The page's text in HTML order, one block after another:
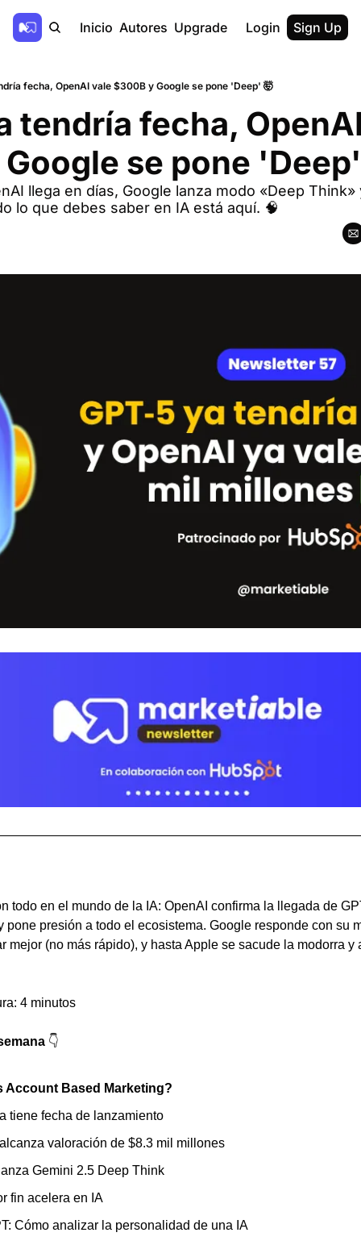
Inicio Autores Upgrade Login Sign Up
fecha, OpenAI vale $300B y Google se pone 'Deep' 🤯
tendría fecha,
se pone
llega en días, Google lanza modo «Deep
lo que debes saber en IA está aquí. 🧠
todo en el mundo de la IA: OpenAI confirma la llegada de
pone presión a todo el ecosistema. Google responde con su
mejor (no más rápido), y hasta Apple se sacude la modorra y
4 minutos
👇
Account Based Marketing?
tiene fecha de lanzamiento
valoración de $8.3 mil millones
Gemini 2.5 Deep Think
fin acelera en IA
Cómo analizar la personalidad de una IA